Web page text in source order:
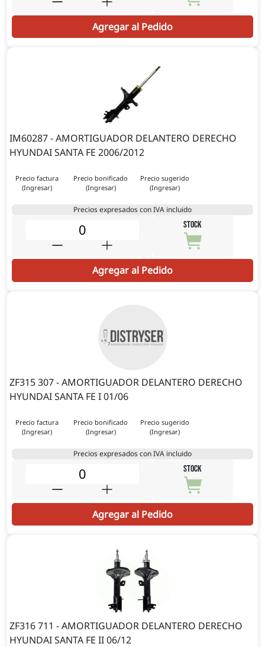
Agregar al Pedido
IM60287 - AMORTIGUADOR DELANTERO DERECHO
HYUNDAI SANTA FE 2006/2012
Precio factura
(Ingresar)
Precio bonificado
(Ingresar)
Precio sugerido
(Ingresar)
Precios expresados con IVA incluido
STOCK
Agregar al Pedido
ZF315 307 - AMORTIGUADOR DELANTERO DERECHO
HYUNDAI SANTA FE I 01/06
Precio factura
(Ingresar)
Precio bonificado
(Ingresar)
Precio sugerido
(Ingresar)
Precios expresados con IVA incluido
STOCK
Agregar al Pedido
ZF316 711 - AMORTIGUADOR DELANTERO DERECHO
HYUNDAI SANTA FE II 06/12